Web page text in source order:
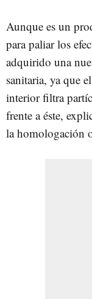
Aunque es un
para paliar los
adquirido una
sanitaria, ya que
interior filtra
frente a éste,
la homologación